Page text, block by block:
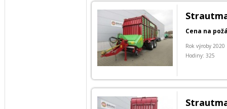
Cena na
Rok výroby 2020
Hodiny: 325